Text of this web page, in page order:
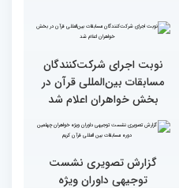
مسابقات بین‌المللی قرآن/
تجربه زیاد ایران در برگزاری
مسابقات قرآنی
جزئیات اولین روز رقابت
بخش بانوان مسابقات
بین‌المللی قرآن کریم